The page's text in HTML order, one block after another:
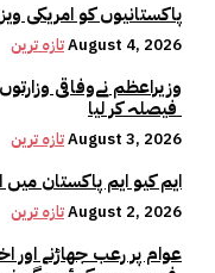
پاکستانیوں کو امریکی
تازہ ترینAugust 4, 2026
وزیراعظم نےوفاقی
تازہ ترینAugust 3, 2026
ایم کیو ایم پاکستان
تازہ ترینAugust 2, 2026
عوام پر رعب جھاڑنے اور